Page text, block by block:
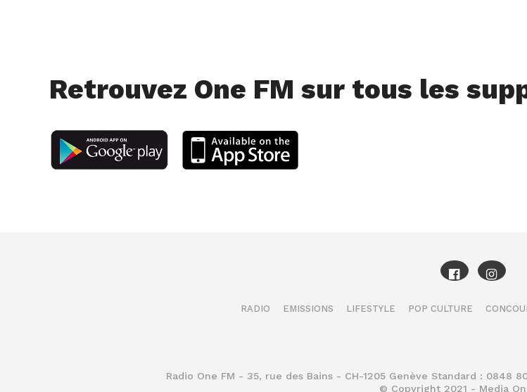
Retrouvez One FM sur tous les
RADIO EMISSIONS LIFESTYLE POP CULTURE
Radio One FM - 35, rue des Bains - CH-1205 Genève Standard : 0848
© Copyright 2021 - Media